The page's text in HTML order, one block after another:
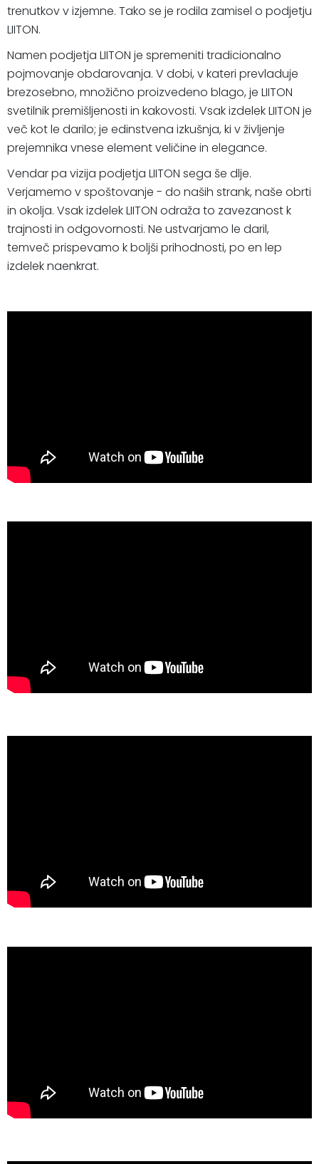
trenutkov v izjemne. Tako se je rodila zamisel o podjetju
LIITON.
Namen podjetja LIITON je spremeniti tradicionalno
pojmovanje obdarovanja. V dobi, v kateri prevladuje
brezosebno, množično proizvedeno blago, je LIITON
svetilnik premišljenosti in kakovosti. Vsak izdelek LIITON je
več kot le darilo; je edinstvena izkušnja, ki v življenje
prejemnika vnese element veličine in elegance.
Vendar pa vizija podjetja LIITON sega še dlje.
Verjamemo v spoštovanje - do naših strank, naše obrti
in okolja. Vsak izdelek LIITON odraža to zavezanost k
trajnosti in odgovornosti. Ne ustvarjamo le daril,
temveč prispevamo k boljši prihodnosti, po en lep
izdelek naenkrat.